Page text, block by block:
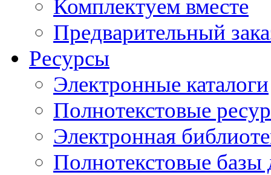
Комплектуем вместе
Предварительный
Ресурсы
Электронные каталоги
Полнотекстовые
Электронная
Полнотекстовые